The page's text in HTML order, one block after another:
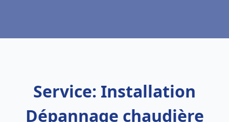
Service: Installation
Dépannage chaudière